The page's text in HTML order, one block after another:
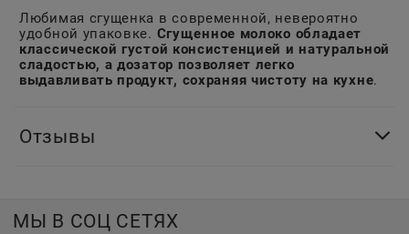
Любимая сгущенка в современной, невероятно
удобной упаковке. Сгущенное молоко обладает
классической густой консистенцией и натуральной
сладостью, а дозатор позволяет легко
выдавливать продукт, сохраняя чистоту на кухне.
Отзывы
МЫ В СОЦ СЕТЯХ